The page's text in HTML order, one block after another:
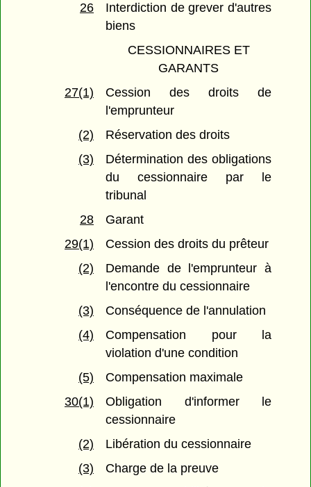
26
Interdiction de grever d'autres
biens
CESSIONNAIRES ET
GARANTS
27(1)
Cession des droits de
l'emprunteur
(2)
Réservation des droits
(3)
Détermination des obligations
du cessionnaire par le
tribunal
28
Garant
29(1)
Cession des droits du prêteur
(2)
Demande de l'emprunteur à
l'encontre du cessionnaire
(3)
Conséquence de l'annulation
(4)
Compensation pour la
violation d'une condition
(5)
Compensation maximale
30(1)
Obligation d'informer le
cessionnaire
(2)
Libération du cessionnaire
(3)
Charge de la preuve